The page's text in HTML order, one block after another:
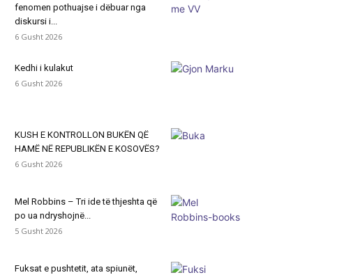
fenomen pothuajse i dëbuar nga
diskursi i...
6 Gusht 2026
Kedhi i kulakut
6 Gusht 2026
KUSH E KONTROLLON BUKËN QË
HAMË NË REPUBLIKËN E KOSOVËS?
6 Gusht 2026
Mel Robbins – Tri ide të thjeshta që
po ua ndryshojnë...
5 Gusht 2026
Fuksat e pushtetit, ata spiunët,